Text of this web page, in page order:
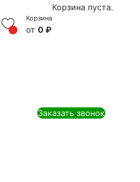
Корзина
0 ₽
Корзина пуста.
Заказать звонок